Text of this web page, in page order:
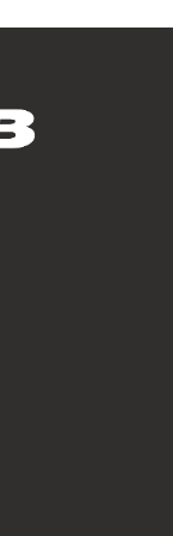
werden.